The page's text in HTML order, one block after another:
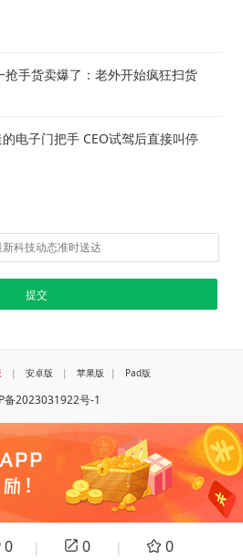
手货卖爆了：老外开始疯狂扫货
电子门把手 CEO试驾后直接叫停
0 | 0 | 0
| 安卓版 | 苹果版 | Pad版
备2023031922号-1